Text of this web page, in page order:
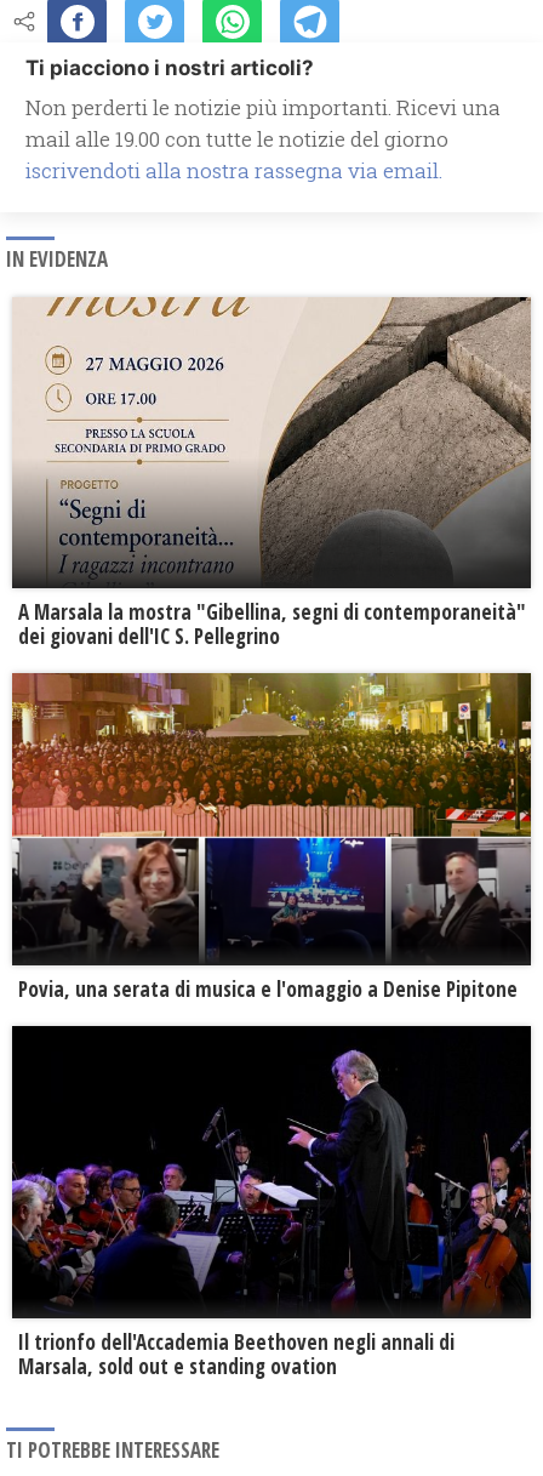
Ti piacciono i nostri articoli?
Non perderti le notizie più importanti. Ricevi una
mail alle 19.00 con tutte le notizie del giorno
iscrivendoti alla nostra rassegna via email.
IN EVIDENZA
A Marsala la mostra "Gibellina, segni di contemporaneità"
dei giovani dell'IC S. Pellegrino
Povia, una serata di musica e l'omaggio a Denise Pipitone
Il trionfo dell'Accademia Beethoven negli annali di
Marsala, sold out e standing ovation
TI POTREBBE INTERESSARE